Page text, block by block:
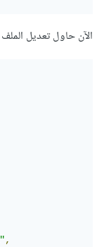
الآن حاول تعديل الملف App.js ليصبح بالشكل التالي:
,